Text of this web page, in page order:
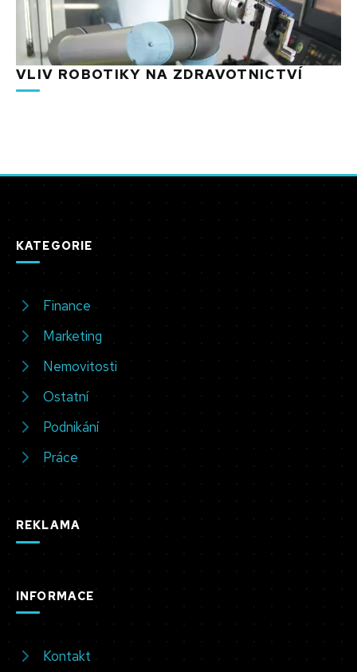
VLIV ROBOTIKY NA ZDRAVOTNICTVÍ
KATEGORIE
Finance
Marketing
Nemovitosti
Ostatní
Podnikání
Práce
REKLAMA
INFORMACE
Kontakt